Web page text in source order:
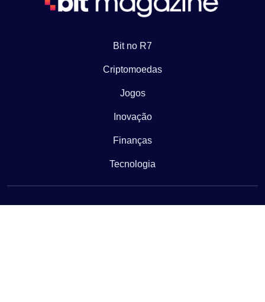
Bit no R7
Criptomoedas
Jogos
Inovação
Finanças
Tecnologia